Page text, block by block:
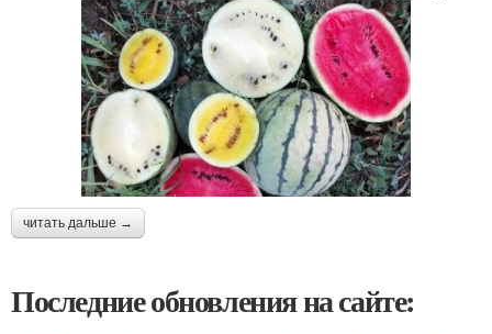
читать дальше →
Последние обновления на сайте: